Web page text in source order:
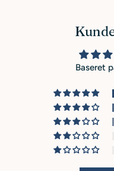
Baseret